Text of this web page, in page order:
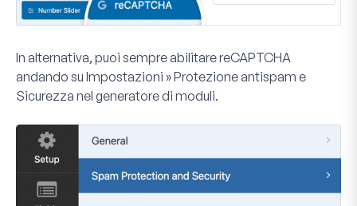
In alternativa, puoi sempre abilitare reCAPTCHA
andando su Impostazioni » Protezione antispam e
Sicurezza nel generatore di moduli.